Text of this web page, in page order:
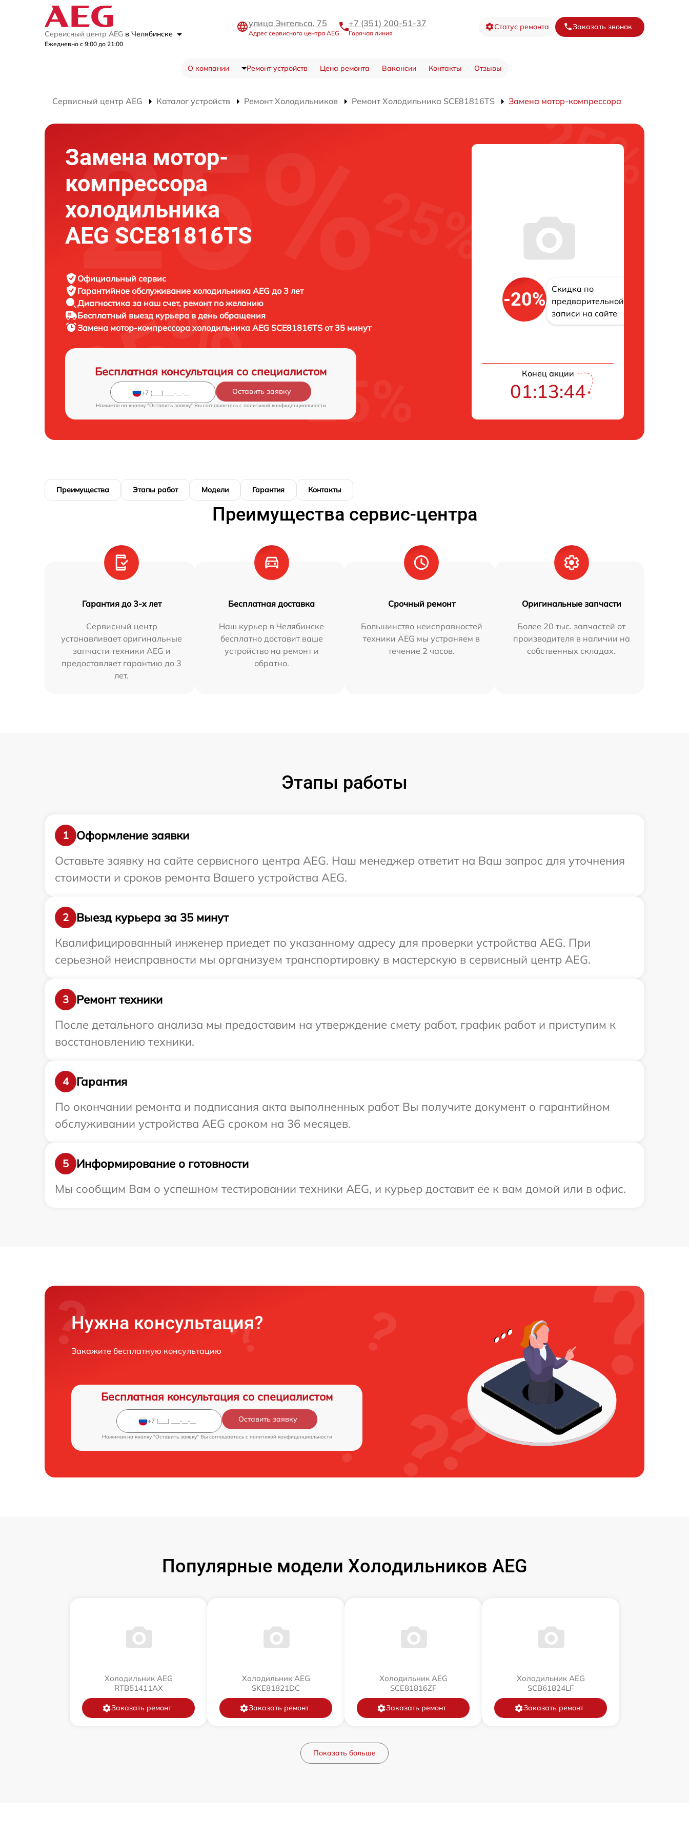
Сервисный центр AEG в Челябинске
Ежедневно с 9:00 до 21:00
улица Энгельса, 75
Адрес сервисного центра AEG
+7 (351) 200-51-37
Горячая линия
Статус ремонта Заказать звонок
О компании Ремонт устройств Цена ремонта Вакансии Контакты Отзывы
Сервисный центр AEG Каталог устройств Ремонт Холодильников Ремонт Холодильника SCE81816TS Замена мотор-компрессора
Замена мотор-
компрессора
холодильника
AEG SCE81816TS
Официальный сервис
Гарантийное обслуживание холодильника AEG до 3 лет
Диагностика за наш счет, ремонт по желанию
Бесплатный выезд курьера в день обращения
Замена мотор-компрессора холодильника AEG SCE81816TS от 35 минут
Бесплатная консультация со специалистом
Оставить заявку
Нажимая на кнопку "Оставить заявку" Вы соглашаетесь c политикой конфиденциальности
-20%
Скидка по
предварительной
записи на сайте
Конец акции
01:13:43
Преимущества Этапы работ Модели Гарантия Контакты
Преимущества сервис-центра
Гарантия до 3-х лет
Сервисный центр
устанавливает оригинальные
запчасти техники AEG и
предоставляет гарантию до 3
лет.
Бесплатная доставка
Наш курьер в Челябинске
бесплатно доставит ваше
устройство на ремонт и
обратно.
Срочный ремонт
Большинство неисправностей
техники AEG мы устраняем в
течение 2 часов.
Оригинальные запчасти
Более 20 тыс. запчастей от
производителя в наличии на
собственных складах.
Этапы работы
1
Оформление заявки
Оставьте заявку на сайте сервисного центра AEG. Наш менеджер ответит на Ваш запрос для уточнения
стоимости и сроков ремонта Вашего устройства AEG.
2
Выезд курьера за 35 минут
Квалифицированный инженер приедет по указанному адресу для проверки устройства AEG. При
серьезной неисправности мы организуем транспортировку в мастерскую в сервисный центр AEG.
3
Ремонт техники
После детального анализа мы предоставим на утверждение смету работ, график работ и приступим к
восстановлению техники.
4
Гарантия
По окончании ремонта и подписания акта выполненных работ Вы получите документ о гарантийном
обслуживании устройства AEG сроком на 36 месяцев.
5
Информирование о готовности
Мы сообщим Вам о успешном тестировании техники AEG, и курьер доставит ее к вам домой или в офис.
Нужна консультация?
Закажите бесплатную консультацию
Бесплатная консультация со специалистом
Оставить заявку
Нажимая на кнопку "Оставить заявку" Вы соглашаетесь c политикой конфиденциальности
Популярные модели Холодильников AEG
Холодильник AEG
RTB51411AX
Заказать ремонт
Холодильник AEG
SKE81821DC
Заказать ремонт
Холодильник AEG
SCE81816ZF
Заказать ремонт
Холодильник AEG
SCB61824LF
Заказать ремонт
Показать больше